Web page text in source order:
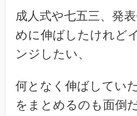
成人式や七五三、発
めに伸ばしたけれど
ンジしたい、
何となく伸ばしてい
をまとめるのも面倒